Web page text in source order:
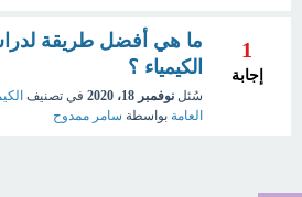
1
إجابة
ما هي أفضل طريقة
الكيمياء ؟
سُئل نوفمبر 18، 2020 في تصنيف
العامة بواسطة سامر ممدوح